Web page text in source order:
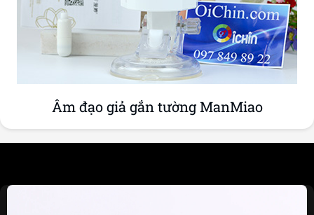
Âm đạo giả gắn tường ManMiao